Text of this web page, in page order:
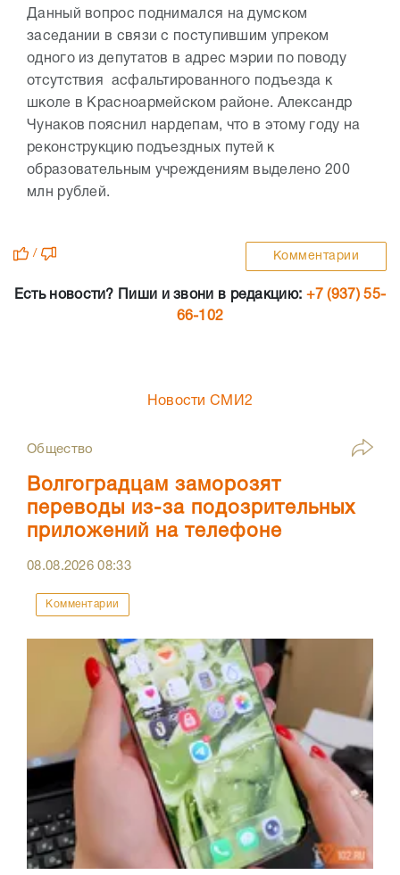
Данный вопрос поднимался на думском
заседании в связи с поступившим упреком
одного из депутатов в адрес мэрии по поводу
отсутствия асфальтированного подъезда к
школе в Красноармейском районе. Александр
Чунаков пояснил нардепам, что в этому году на
реконструкцию подъездных путей к
образовательным учреждениям выделено 200
млн рублей.
/ Комментарии
Есть новости? Пиши и звони в редакцию: +7 (937) 55-
66-102
Новости СМИ2
Общество
Волгоградцам заморозят
переводы из-за подозрительных
приложений на телефоне
08.08.202608:33
Комментарии